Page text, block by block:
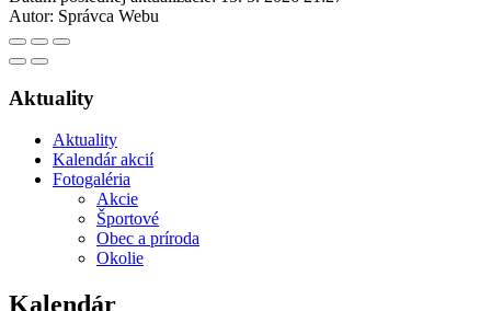
Autor: Správca Webu
Aktuality
Aktuality
Kalendár akcií
Fotogaléria
Akcie
Športové
Obec a príroda
Okolie
Kalendár